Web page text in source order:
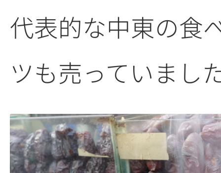
代表的な中東の食
ツも売っていまし